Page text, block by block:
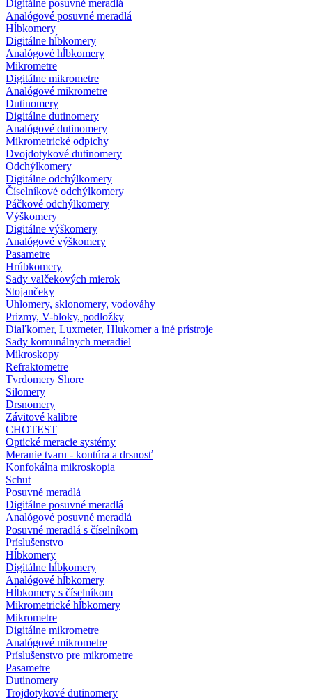
Digitálne posuvné meradlá
Analógové posuvné meradlá
Hĺbkomery
Digitálne hĺbkomery
Analógové hĺbkomery
Mikrometre
Digitálne mikrometre
Analógové mikrometre
Dutinomery
Digitálne dutinomery
Analógové dutinomery
Mikrometrické odpichy
Dvojdotykové dutinomery
Odchýlkomery
Digitálne odchýlkomery
Číselníkové odchýlkomery
Páčkové odchýlkomery
Výškomery
Digitálne výškomery
Analógové výškomery
Pasametre
Hrúbkomery
Sady valčekových mierok
Stojančeky
Uhlomery, sklonomery, vodováhy
Prizmy, V-bloky, podložky
Diaľkomer, Luxmeter, Hlukomer a iné prístroje
Sady komunálnych meradiel
Mikroskopy
Refraktometre
Tvrdomery Shore
Silomery
Drsnomery
Závitové kalibre
CHOTEST
Optické meracie systémy
Meranie tvaru - kontúra a drsnosť
Konfokálna mikroskopia
Schut
Posuvné meradlá
Digitálne posuvné meradlá
Analógové posuvné meradlá
Posuvné meradlá s číselníkom
Príslušenstvo
Hĺbkomery
Digitálne hĺbkomery
Analógové hĺbkomery
Hĺbkomery s číselníkom
Mikrometrické hĺbkomery
Mikrometre
Digitálne mikrometre
Analógové mikrometre
Príslušenstvo pre mikrometre
Pasametre
Dutinomery
Trojdotykové dutinomery